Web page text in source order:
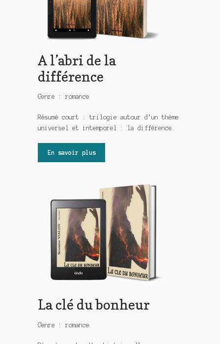
A l’abri de la
différence
Genre : romance
Résumé court : trilogie autour d’un thème
universel et intemporel : la différence.
En savoir plus
La clé du bonheur
Genre : romance